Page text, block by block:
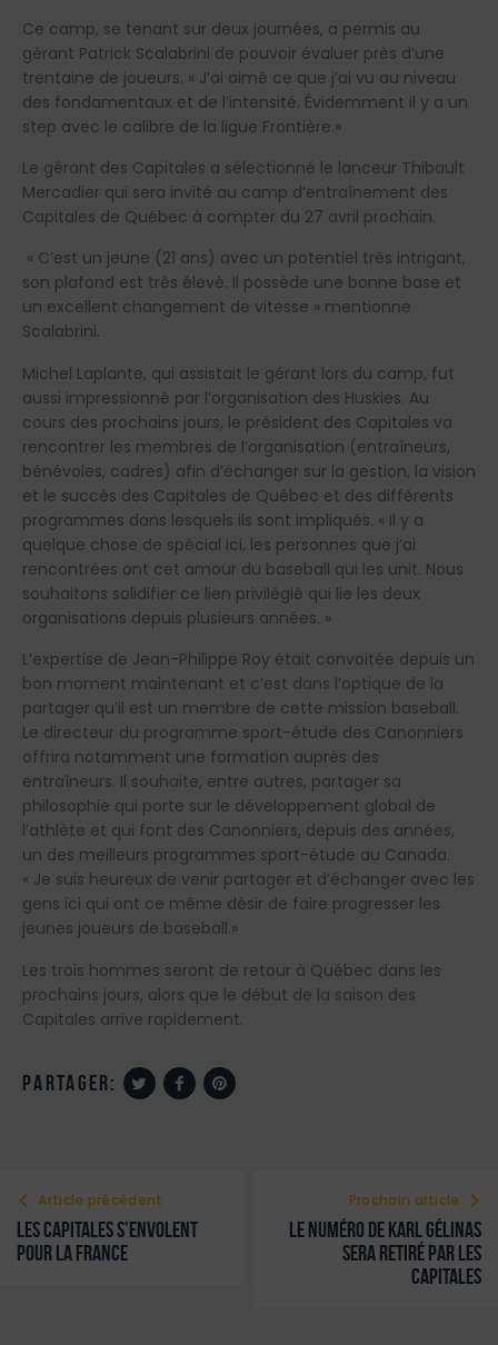
Ce camp, se tenant sur deux journées, a permis au
gérant Patrick Scalabrini de pouvoir évaluer près d’une
trentaine de joueurs. « J’ai aimé ce que j’ai vu au niveau
des fondamentaux et de l’intensité. Évidemment il y a un
step avec le calibre de la ligue Frontière.»
Le gérant des Capitales a sélectionné le lanceur Thibault
Mercadier qui sera invité au camp d’entraînement des
Capitales de Québec à compter du 27 avril prochain.
« C’est un jeune (21 ans) avec un potentiel très intrigant,
son plafond est très élevé. Il possède une bonne base et
un excellent changement de vitesse » mentionne
Scalabrini.
Michel Laplante, qui assistait le gérant lors du camp, fut
aussi impressionné par l’organisation des Huskies. Au
cours des prochains jours, le président des Capitales va
rencontrer les membres de l’organisation (entraîneurs,
bénévoles, cadres) afin d’échanger sur la gestion, la vision
et le succès des Capitales de Québec et des différents
programmes dans lesquels ils sont impliqués. « Il y a
quelque chose de spécial ici, les personnes que j’ai
rencontrées ont cet amour du baseball qui les unit. Nous
souhaitons solidifier ce lien privilégié qui lie les deux
organisations depuis plusieurs années. »
L’expertise de Jean-Philippe Roy était convoitée depuis un
bon moment maintenant et c’est dans l’optique de la
partager qu’il est un membre de cette mission baseball.
Le directeur du programme sport-étude des Canonniers
offrira notamment une formation auprès des
entraîneurs. Il souhaite, entre autres, partager sa
philosophie qui porte sur le développement global de
l’athlète et qui font des Canonniers, depuis des années,
un des meilleurs programmes sport-étude au Canada.
« Je suis heureux de venir partager et d’échanger avec les
gens ici qui ont ce même désir de faire progresser les
jeunes joueurs de baseball.»
Les trois hommes seront de retour à Québec dans les
prochains jours, alors que le début de la saison des
Capitales arrive rapidement.
partager:
Article précédent
Les Capitales s’envolent
pour la France
Prochain article
Le numéro de Karl Gélinas
sera retiré par les
Capitales